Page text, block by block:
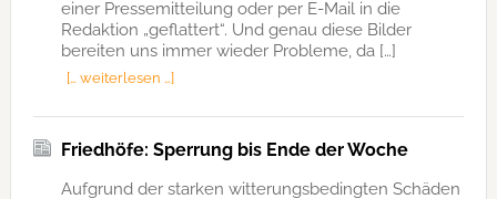
einer Pressemitteilung oder per E-Mail in die
Redaktion „geflattert“. Und genau diese Bilder
bereiten uns immer wieder Probleme, da […]
[… weiterlesen …]
Friedhöfe: Sperrung bis Ende der Woche
Aufgrund der starken witterungsbedingten Schäden